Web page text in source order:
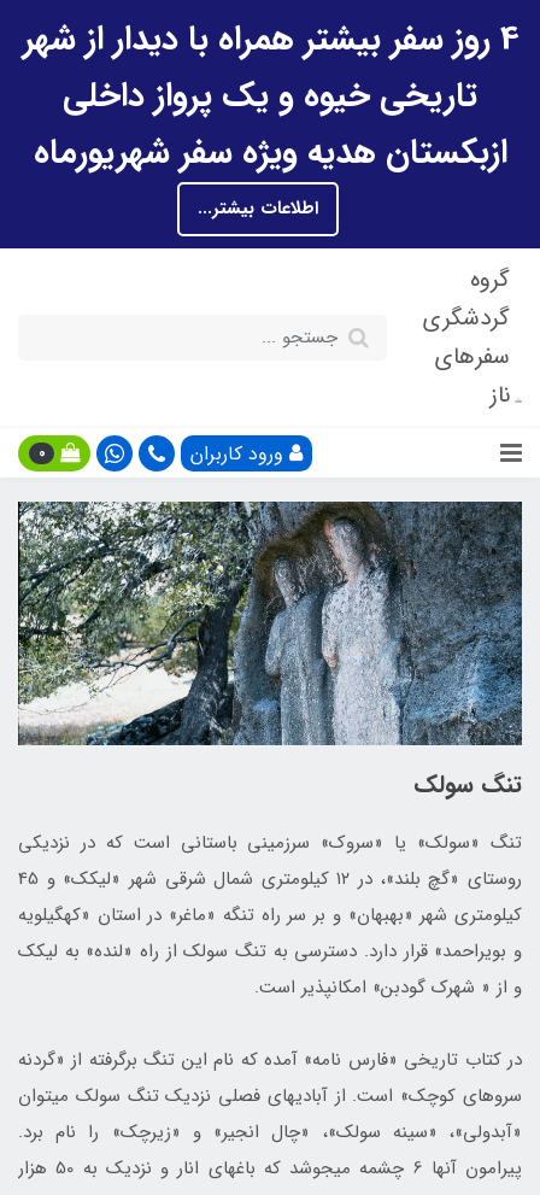
4 روز سفر بیشتر همراه با دیدار از شهر
تاریخی خیوه و یک پرواز داخلی
ازبکستان هدیه ویژه سفر شهریورماه
اطلاعات بیشتر...
گروه
گردشگری
سفرهای
ناز
ورود کاربران 0
تنگ سولک
تنگ «سولک» یا «سروک» سرزمینی باستانی است که در نزدیکی
روستای «گچ بلند»، در ۱۲ کیلومتری شمال شرقی شهر «لیکک» و 45
کیلومتری شهر «بهبهان» و بر سر راه تنگه «ماغر» در استان «کهگیلویه
و بویراحمد» قرار دارد. دسترسی به تنگ سولک از راه «لنده» به لیکک
و از « شهرک گودبن» امکان‎پذیر است.
در کتاب تاریخی «فارس نامه» آمده که نام این تنگ برگرفته از «گردنه
سروهای کوچک» است. از آبادی­های فصلی نزدیک تنگ سولک می­توان
«آبدولی»، «سینه سولک»، «چال انجیر» و «زیرچک» را نام برد.
پیرامون آن‎ها 6 چشمه می­جوشد که باغ­های انار و نزدیک به 50 هزار